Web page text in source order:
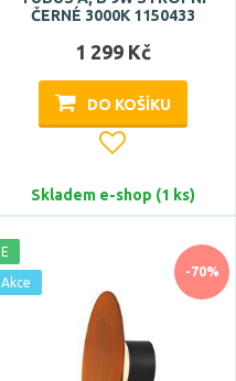
ČERNÉ 3000K 1150433
1 299 Kč
DO KOŠÍKU
Skladem e-shop (1 ks)
-70%
E
Akce